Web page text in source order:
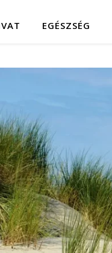
EGÉSZSÉG